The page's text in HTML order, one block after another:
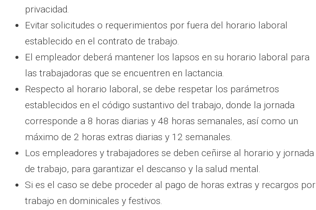
privacidad.
Evitar solicitudes o requerimientos por fuera del horario laboral
establecido en el contrato de trabajo.
El empleador deberá mantener los lapsos en su horario laboral para
las trabajadoras que se encuentren en lactancia.
Respecto al horario laboral, se debe respetar los parámetros
establecidos en el código sustantivo del trabajo, donde la jornada
corresponde a 8 horas diarias y 48 horas semanales, así como un
máximo de 2 horas extras diarias y 12 semanales.
Los empleadores y trabajadores se deben ceñirse al horario y jornada
de trabajo, para garantizar el descanso y la salud mental.
Si es el caso se debe proceder al pago de horas extras y recargos por
trabajo en dominicales y festivos.